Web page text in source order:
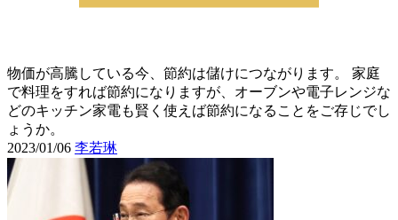
物価が高騰している今、節約は儲けにつながります。 家庭
で料理をすれば節約になりますが、オーブンや電子レンジな
どのキッチン家電も賢く使えば節約になることをご存じでし
ょうか。
2023/01/06 李若琳